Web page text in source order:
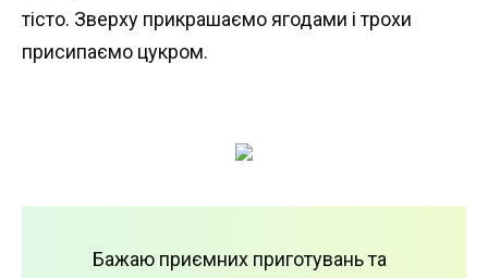
тісто. Зверху прикрашаємо ягодами і трохи
присипаємо цукром.
Бажаю приємних приготувань та